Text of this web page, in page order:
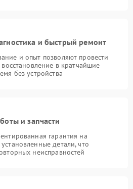
и быстрый ремонт
и опыт позволяют провести
восстановление в кратчайшие
без устройства
и запчасти
гарантия на
детали, что
неисправностей